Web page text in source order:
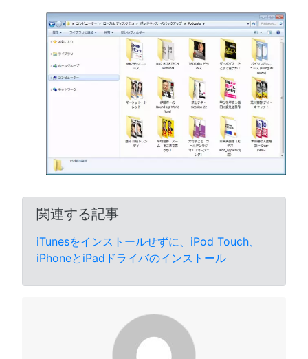
関連する記事
iTunesをインストールせずに、iPod Touch、
iPhoneとiPadドライバのインストール